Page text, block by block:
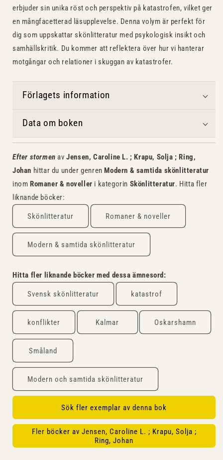
erbjuder sin unika röst och perspektiv på katastrofen, vilket ger
en mångfacetterad läsupplevelse. Denna volym är perfekt för
dig som uppskattar skönlitteratur med psykologisk insikt och
samhällskritik. Du kommer att reflektera över hur vi hanterar
motgångar och relationer i skuggan av katastrofer.
Förlagets information
Data om boken
Efter stormen avJensen, Caroline L. ; Krapu, Solja ; Ring,
Johan hittar du under genren Modern & samtida skönlitteratur
inom Romaner & noveller i kategorin Skönlitteratur. Hitta fler
liknande böcker:
Skönlitteratur Romaner & noveller
Modern & samtida skönlitteratur
Hitta fler liknande böcker med dessa ämnesord:
Svensk skönlitteratur katastrof
konflikter Kalmar Oskarshamn
Småland
Modern och samtida skönlitteratur
Sök fler exemplar av denna bok
Fler böcker av Jensen, Caroline L. ; Krapu, Solja ;
Ring, Johan